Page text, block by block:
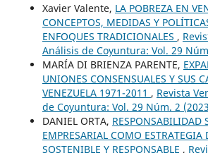
Xavier Valente, LA POBREZA EN
CONCEPTOS, MEDIDAS Y
ENFOQUES TRADICIONALES ,
Análisis de Coyuntura: Vol. 29
MARÍA DI BRIENZA PARENTE,
UNIONES CONSENSUALES Y SUS
VENEZUELA 1971-2011 , Revista
de Coyuntura: Vol. 29 Núm. 2
DANIEL ORTA, RESPONSABILIDAD
EMPRESARIAL COMO ESTRATEGIA
SOSTENIBLE Y RESPONSABLE ,